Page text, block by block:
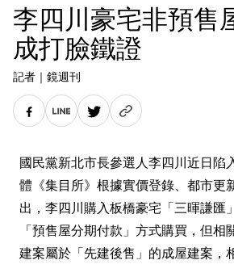
李四川豪宅非預
成打臉鐵證
記者 ｜ 鏡週刊
國民黨新北市長參選人李四川近日陷
體《集目所》根據實價登錄、都市更
出，李四川購入板橋豪宅「三暉謙匯
「預售屋分期付款」方式購買，但
建案屬於「先建後售」的成屋建案，